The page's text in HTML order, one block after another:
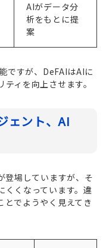
AIがデータ分
析をもとに提
案
ですが、DeFAIはAIに
ィを向上させます。
ェント、AI
登場していますが、そ
くくなっています。違
とでようやく見えてき